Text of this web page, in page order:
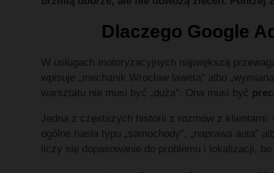
Dlaczego Google
W usługach motoryzacyjnych największą
wpisuje „mechanik Wrocław laweta” albo
warsztatu nie musi być „duża”. Ona musi być
Jedna z częstszych historii z rozmów z
ogólne hasła typu „samochody”, „naprawa
liczy się dopasowanie do problemu i lokalizacji,